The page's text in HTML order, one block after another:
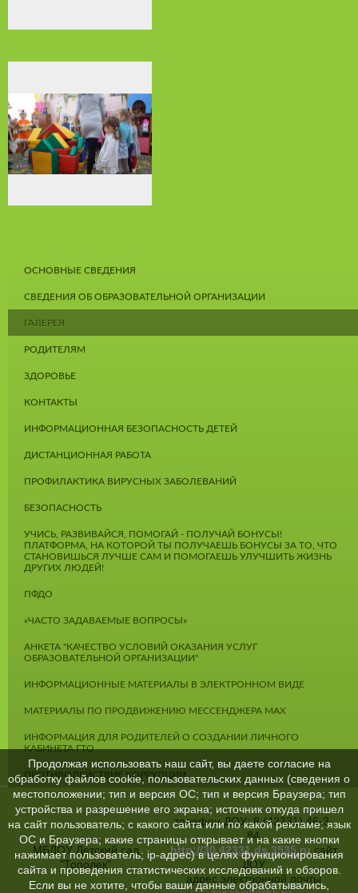
ОСНОВНЫЕ СВЕДЕНИЯ
СВЕДЕНИЯ ОБ ОБРАЗОВАТЕЛЬНОЙ ОРГАНИЗАЦИИ
ГАЛЕРЕЯ
РОДИТЕЛЯМ
ЗДОРОВЬЕ
КОНТАКТЫ
ИНФОРМАЦИОННАЯ БЕЗОПАСНОСТЬ ДЕТЕЙ
ДИСТАНЦИОННАЯ РАБОТА
ПРОФИЛАКТИКА ВИРУСНЫХ ЗАБОЛЕВАНИЙ
БЕЗОПАСНОСТЬ
УЧИСЬ, РАЗВИВАЙСЯ, ПОМОГАЙ - ПОЛУЧАЙ БОНУСЫ!
ПЛАТФОРМА, НА КОТОРОЙ ТЫ ПОЛУЧАЕШЬ БОНУСЫ ЗА ТО, ЧТО
СТАНОВИШЬСЯ ЛУЧШЕ САМ И ПОМОГАЕШЬ УЛУЧШИТЬ ЖИЗНЬ
ДРУГИХ ЛЮДЕЙ!
ПФДО
«ЧАСТО ЗАДАВАЕМЫЕ ВОПРОСЫ»
АНКЕТА "КАЧЕСТВО УСЛОВИЙ ОКАЗАНИЯ УСЛУГ
ОБРАЗОВАТЕЛЬНОЙ ОРГАНИЗАЦИИ"
ИНФОРМАЦИОННЫЕ МАТЕРИАЛЫ В ЭЛЕКТРОННОМ ВИДЕ
МАТЕРИАЛЫ ПО ПРОДВИЖЕНИЮ МЕССЕНДЖЕРА MAX
ИНФОРМАЦИЯ ДЛЯ РОДИТЕЛЕЙ О СОЗДАНИИ ЛИЧНОГО
КАБИНЕТА ГТО
ПРОТИВОДЕЙСТВИЕ КОРРУПЦИИ
МБДОУ Детский сад
"Тополек"
телефон ДОУ: 8 (42331) 46-3-
84
http://30.42331.ds.3535.ruсайт
ДОУ
адрес электронной почты
Продолжая использовать наш сайт, вы даете согласие на
обработку файлов cookie, пользовательских данных (сведения о
местоположении; тип и версия ОС; тип и версия Браузера; тип
устройства и разрешение его экрана; источник откуда пришел
на сайт пользователь; с какого сайта или по какой рекламе; язык
ОС и Браузера; какие страницы открывает и на какие кнопки
нажимает пользователь; ip-адрес) в целях функционирования
сайта и проведения статистических исследований и обзоров.
Если вы не хотите, чтобы ваши данные обрабатывались,